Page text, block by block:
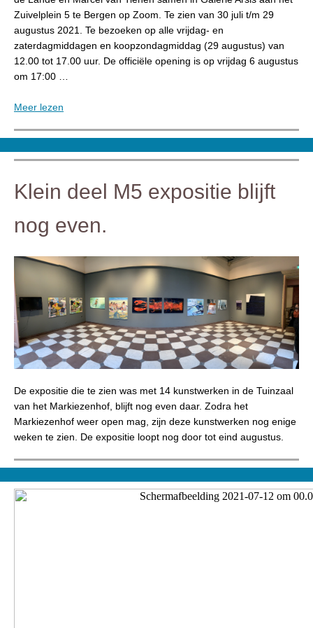
Zuivelplein 5 te Bergen op Zoom. Te zien van 30 juli t/m 29
augustus 2021. Te bezoeken op alle vrijdag- en
zaterdagmiddagen en koopzondagmiddag (29 augustus) van
12.00 tot 17.00 uur. De officiële opening is op vrijdag 6 augustus
om 17:00 …
Meer lezen
Klein deel M5 expositie blijft
nog even.
De expositie die te zien was met 14 kunstwerken in de Tuinzaal
van het Markiezenhof, blijft nog even daar. Zodra het
Markiezenhof weer open mag, zijn deze kunstwerken nog enige
weken te zien. De expositie loopt nog door tot eind augustus.